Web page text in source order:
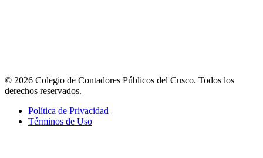
© 2026 Colegio de Contadores Públicos del Cusco. Todos los
derechos reservados.
Política de Privacidad
Términos de Uso